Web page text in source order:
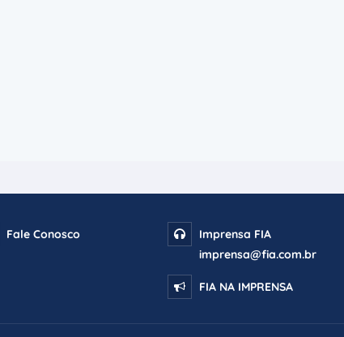
Fale Conosco
Imprensa FIA
imprensa@fia.com.br
FIA NA IMPRENSA